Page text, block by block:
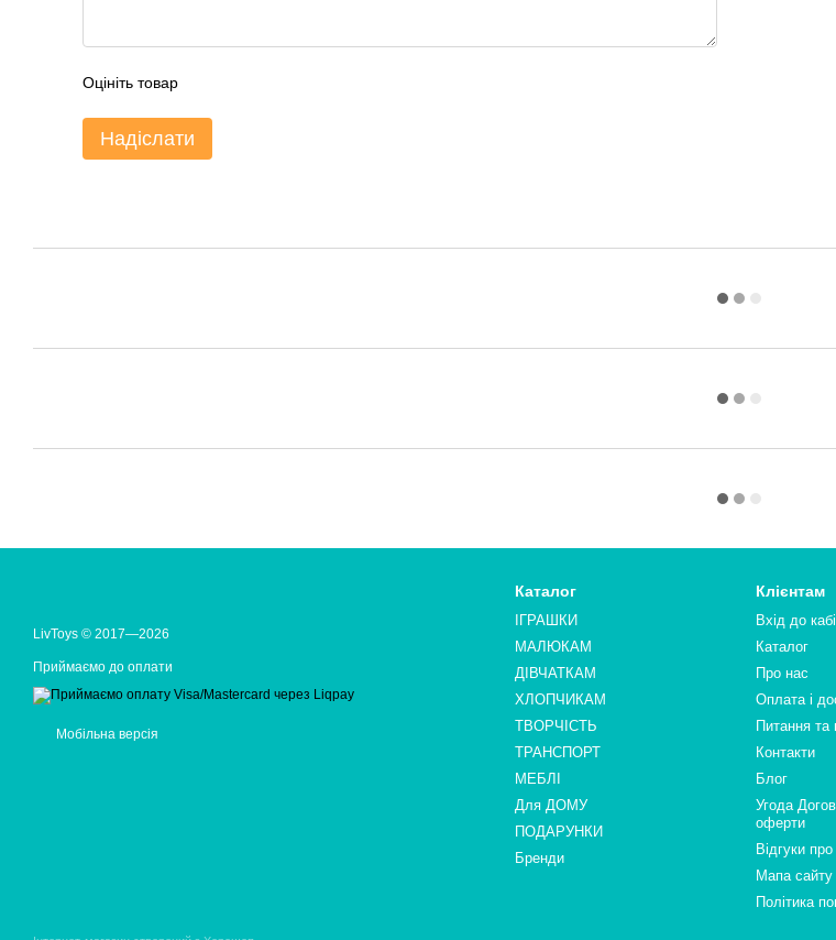
Оцініть товар
Надіслати
LivToys © 2017—2026
Приймаємо до оплати
Мобільна версія
Каталог
ІГРАШКИ
МАЛЮКАМ
ДІВЧАТКАМ
ХЛОПЧИКАМ
ТВОРЧІСТЬ
ТРАНСПОРТ
МЕБЛІ
Для ДОМУ
ПОДАРУНКИ
Бренди
Клієнтам
Вхід до
Каталог
Про нас
Оплата і
Питання та
Контакти
Блог
Угода
оферти
Відгуки
Мапа сайту
Політика